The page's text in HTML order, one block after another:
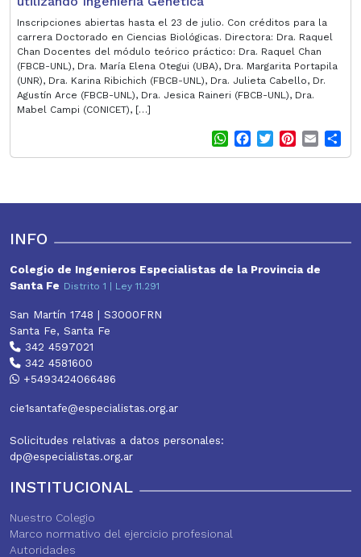
Inscripciones abiertas hasta el 23 de julio. Con créditos para la
carrera Doctorado en Ciencias Biológicas. Directora: Dra. Raquel
Chan Docentes del módulo teórico práctico: Dra. Raquel Chan
(FBCB-UNL), Dra. María Elena Otegui (UBA), Dra. Margarita Portapila
(UNR), Dra. Karina Ribichich (FBCB-UNL), Dra. Julieta Cabello, Dr.
Agustín Arce (FBCB-UNL), Dra. Jesica Raineri (FBCB-UNL), Dra.
Mabel Campi (CONICET), […]
W
h
s
a
b
T
w
t
i
e
t
m
l
h
e
INFO
Colegio de Ingenieros Especialistas de la Provincia de
Santa Fe Distrito 1 | Ley 11.291
San Martín 1748 | S3000FRN
Santa Fe, Santa Fe
342 4597021
342 4581600
+5493424066486
cie1santafe@especialistas.org.ar
Solicitudes relativas a datos personales:
dp@especialistas.org.ar
INSTITUCIONAL
Nuestro Colegio
Marco normativo del ejercicio profesional
Autoridades